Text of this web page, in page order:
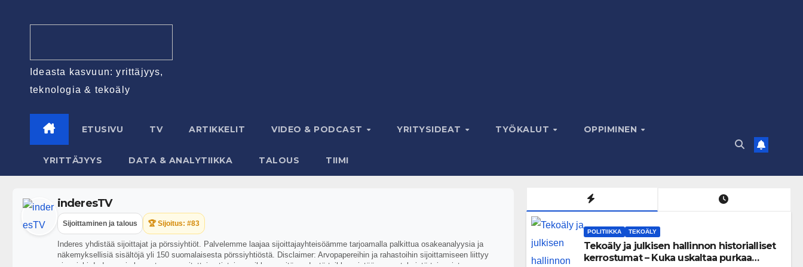
Ideasta kasvuun: yrittäjyys,
teknologia & tekoäly
ETUSIVU TV ARTIKKELIT VIDEO & PODCAST YRITYSIDEAT TYÖKALUT OPPIMINEN
YRITTÄJYYS DATA & ANALYTIIKKA TALOUS TIIMI
inderesTV
Sijoittaminen ja talous 🏆 Sijoitus: #83
Inderes yhdistää sijoittajat ja pörssiyhtiöt. Palvelemme laajaa sijoittajayhteisöämme tarjoamalla palkittua osakeanalyysia ja
näkemyksellisiä sisältöjä yli 150 suomalaisesta pörssiyhtiöstä. Disclaimer: Arvopapereihin ja rahastoihin sijoittamiseen liittyy
POLITIIKKA TEKOÄLY
Tekoäly ja julkisen hallinnon historialliset
kerrostumat – Kuka uskaltaa purkaa